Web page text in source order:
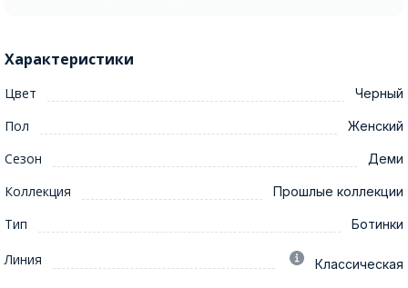
Характеристики
Цвет Черный
Пол Женский
Сезон Деми
Коллекция Прошлые коллекции
Тип Ботинки
Линия Классическая